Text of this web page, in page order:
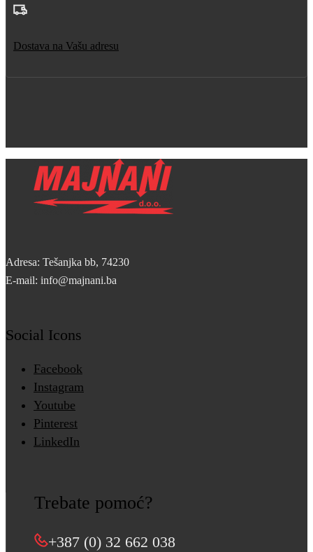
Dostava na Vašu adresu
Adresa: Tešanjka bb, 74230
E-mail: info@majnani.ba
Social Icons
Facebook
Instagram
Youtube
Pinterest
LinkedIn
Trebate pomoć?
+387 (0) 32 662 038